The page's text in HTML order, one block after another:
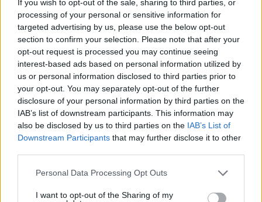
If you wish to opt-out of the sale, sharing to third parties, or
processing of your personal or sensitive information for
targeted advertising by us, please use the below opt-out
section to confirm your selection. Please note that after your
opt-out request is processed you may continue seeing
interest-based ads based on personal information utilized by
us or personal information disclosed to third parties prior to
your opt-out. You may separately opt-out of the further
disclosure of your personal information by third parties on the
IAB’s list of downstream participants. This information may
also be disclosed by us to third parties on the IAB’s List of
Downstream Participants that may further disclose it to other
Please note that this website/app uses one or more Google
not limited to your visit or usage behaviour. You may click to
Personal Data Processing Opt Outs
I want to opt-out of the Sharing of my